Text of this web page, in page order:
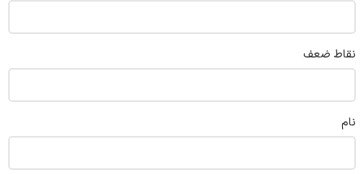
نقاط ضعف
نام